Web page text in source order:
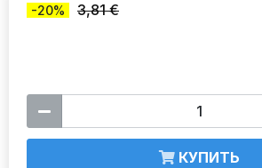
-20% 3,81 €
КУПИТЬ